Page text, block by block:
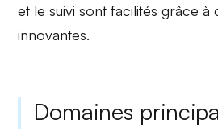
et lesuivi sont facilités grâce à
innovantes.
Domaines